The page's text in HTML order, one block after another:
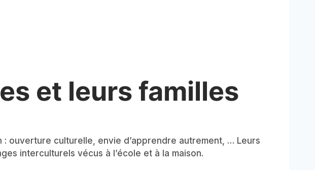
et leurs familles
ouverture culturelle, envie d’apprendre autrement, … Leurs
interculturels vécus à l’école et à la maison.